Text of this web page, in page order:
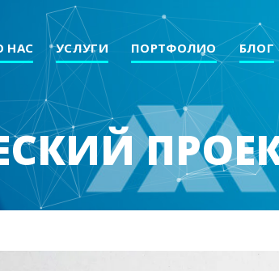
НАС УСЛУГИ ПОРТФОЛИО БЛОГ